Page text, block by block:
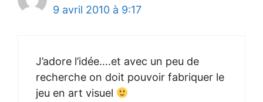
9 avril 2010 à 9:17
J’adore l’idée….et avec un peu de
recherche on doit pouvoir fabriquer le
jeu en art visuel